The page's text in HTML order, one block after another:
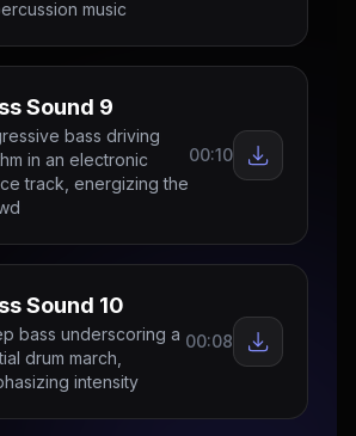
music
Sound 9
bass driving
in an electronic
track, energizing the
00:10
Sound 10
bass underscoring a
drum march,
intensity
00:08